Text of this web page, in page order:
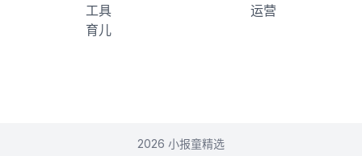
工具
育儿
运营
2026 小报童精选